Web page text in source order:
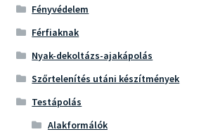
Fényvédelem
Férfiaknak
Nyak-dekoltázs-ajakápolás
Szőrtelenítés utáni készítmények
Testápolás
Alakformálók